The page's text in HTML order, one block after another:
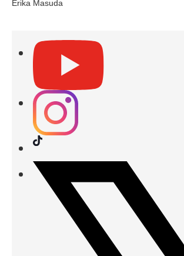
Erika Masuda